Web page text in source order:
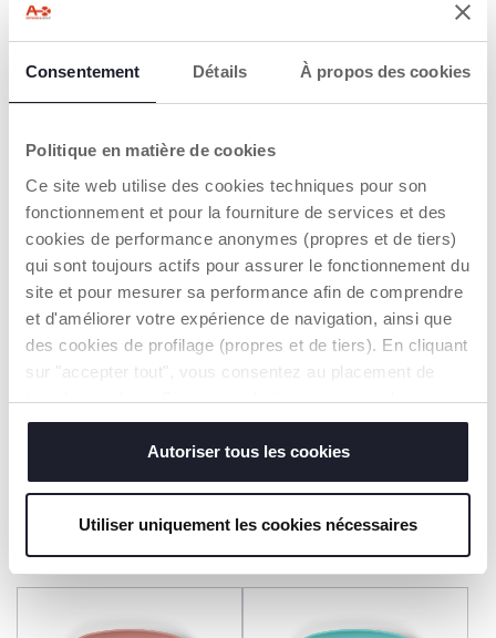
Consentement Détails À propos des cookies
Politique en matière de cookies
Ce site web utilise des cookies techniques pour son
fonctionnement et pour la fourniture de services et des
cookies de performance anonymes (propres et de tiers)
qui sont toujours actifs pour assurer le fonctionnement du
site et pour mesurer sa performance afin de comprendre
et d'améliorer votre expérience de navigation, ainsi que
des cookies de profilage (propres et de tiers). En cliquant
sur "accepter tout", vous consentez au placement de
tous les cookies. Si vous souhaitez en savoir plus ou
modifier ou révoquer le consentement de tous les
cookies ou de certains d'entre eux, cliquez sur "afficher
les détails". En fermant cette bannière, vous consentez à
sont indispensables pour profiter du service demandé.
Autoriser tous les cookies
Utiliser uniquement les cookies nécessaires
La première cuillère du
bébé
AJOUTER AJOUTER
Assiette maintien au chaud
AJOUTER
Première Coutellerie
AJOUTER